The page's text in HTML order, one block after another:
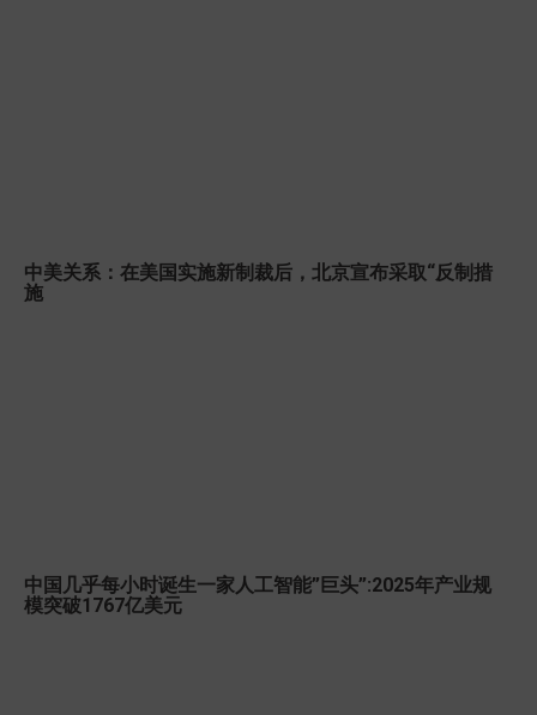
中美关系：在美国实施新制裁后，北京宣布采取“反制措
施
中国几乎每小时诞生一家人工智能”巨头”:2025年产业规
模突破1767亿美元